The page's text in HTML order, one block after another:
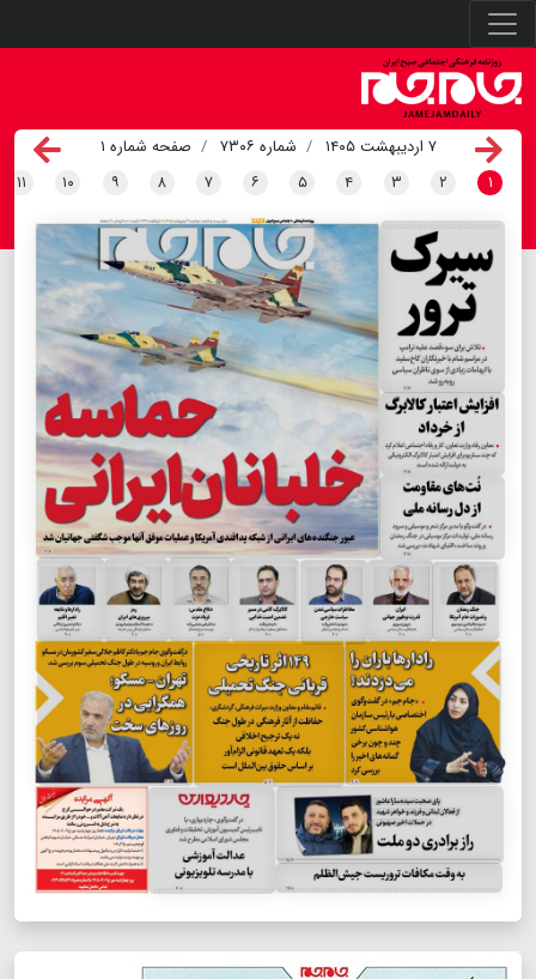
۷ اردیبهشت ۱۴۰۵ شماره ۷۳۰۶
صفحه شماره ۱
۱
۲ ۳ ۴ ۵ ۶ ۷ ۸ ۹ ۱۰ ۱۱